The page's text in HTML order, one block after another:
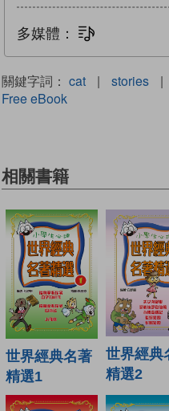
多媒體：
關鍵字詞： cat | stories |
Free eBook
相關書籍
世界經典名著
精選1
世界經典
精選2